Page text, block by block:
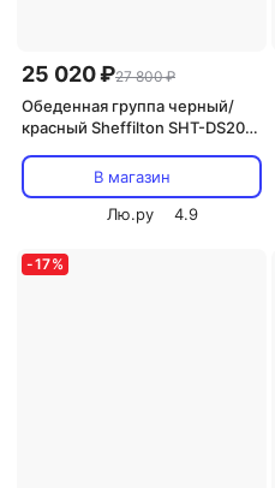
25 020 ₽27 800 ₽
Обеденная группа черный/
красный Sheffilton SHT-DS208
В магазин
Лю.ру
4.9
-17%